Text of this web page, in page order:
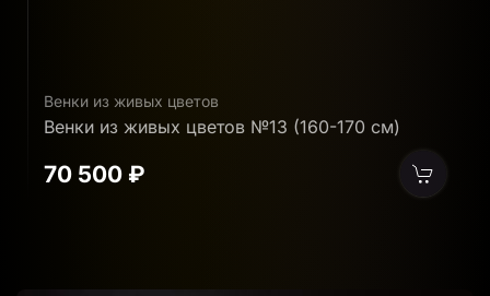
Венки из живых цветов
Венки из живых цветов №13 (160-170 см)
70 500 ₽